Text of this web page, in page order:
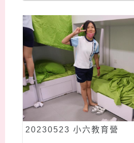
20230523 小六教育營